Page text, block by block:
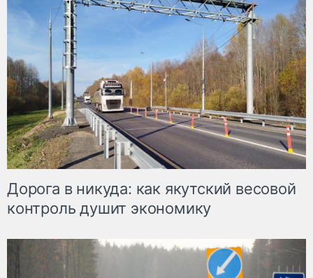
Дорога в никуда: как якутский весовой
контроль душит экономику